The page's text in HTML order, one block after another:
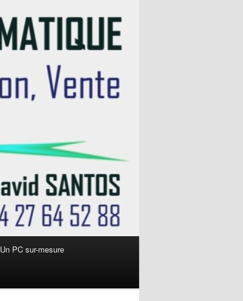
Un PC sur-mesure